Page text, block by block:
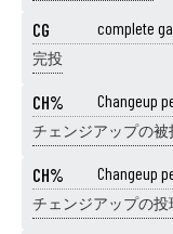
CG complete
完投
CH% Changeup
チェンジアップの被
CH% Changeup
チェンジアップの投